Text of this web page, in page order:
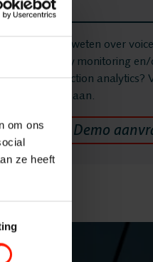
om ons
ze heeft
Meer weten over
quality monitoring
interaction analytics?
demo aan.